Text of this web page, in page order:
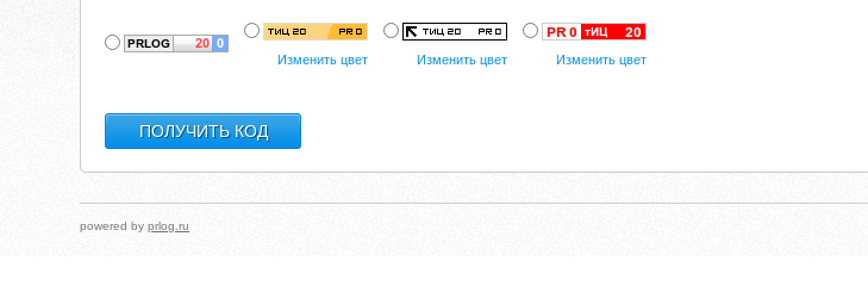
Изменить цвет Изменить цвет Изменить цвет
powered byprlog.ru